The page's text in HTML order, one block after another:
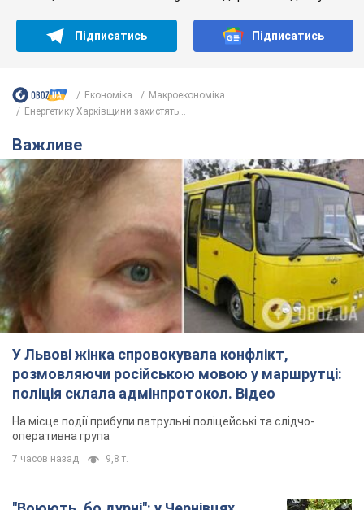
У Львові жінка спровокувала конфлікт,
розмовляючи російською мовою у маршрутці:
поліція склала адмінпротокол. Відео
На місце події прибули патрульні поліцейські та слідчо-
оперативна група
9,8 т.
"Воюють, бо дурні": у Чернівцях
водій автобуса зневажив
українських військових і поплатився.
Відео
та образ військових
"Не слідкує за сексуальністю": у